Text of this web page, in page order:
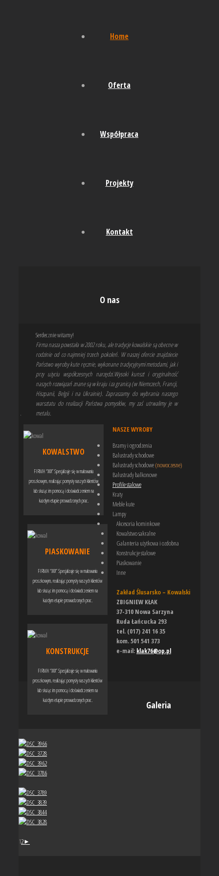
Home
Oferta
Współpraca
Projekty
Kontakt
O nas
Serdecznie witamy!
Firma nasza powstała w 2002 roku, ale tradycje kowalskie są obecne w
rodzinie od co najmniej trzech pokoleń. W naszej ofercie znajdziecie
Państwo wyroby kute ręcznie, wykonane tradycyjnymi metodami, jak i
przy użyciu współczesnych narzędzi.Wysoki kunszt i oryginalność
naszych rozwiązań znane są w kraju i za granicą (w Niemczech, Francji,
Hiszpanii, Belgii i na Ukrainie). Zapraszamy do wybrania naszego
warsztatu do realizacji Państwa pomysłów, my zaś utrwalimy je w
metalu.
.
KOWALSTWO
FIRMA “XXX” Specjalizuje się w malowaniu
proszkowym, realizując pomysły naszych klientów
lub służąc im pomocą i doświadczeniem na
każdym etapie prowadzonych prac.
PIASKOWANIE
FIRMA “XXX” Specjalizuje się w malowaniu
proszkowym, realizując pomysły naszych klientów
lub służąc im pomocą i doświadczeniem na
każdym etapie prowadzonych prac.
KONSTRUKCJE
FIRMA “XXX” Specjalizuje się w malowaniu
proszkowym, realizując pomysły naszych klientów
lub służąc im pomocą i doświadczeniem na
każdym etapie prowadzonych prac.
NASZE WYROBY
Bramy i ogrodzenia
Balustrady schodowe
Balustrady schodowe(nowoczesne)
Balustrady balkonowe
Profile stalowe
Kraty
Meble kute
Lampy
Akcesoria kominkowe
Kowalstwo sakralne
Galanteria użytkowa i ozdobna
Konstrukcje stalowe
Piaskowanie
Inne
Zakład Ślusarsko – Kowalski
ZBIGNIEW KŁAK
37-310 Nowa Sarzyna
Ruda Łańcucka 293
tel. (017) 241 16 35
kom. 501 541 373
e-mail: klak76@op.pl
Galeria
12►